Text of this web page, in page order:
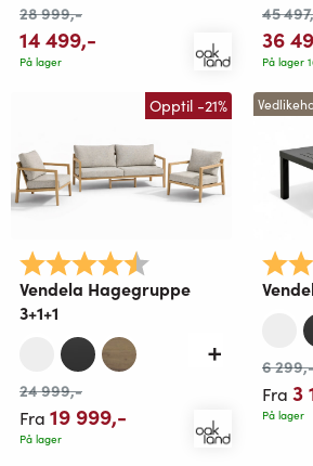
28 999,-
14 499,-
På lager
45 497
36
På lager
Opptil -21%
Karakter: 4.9 av 5 mulige
Vendela Hagegruppe
3+1+1
24 999,-
Fra 19 999,-
På lager
6 299
Fra 3
På lager